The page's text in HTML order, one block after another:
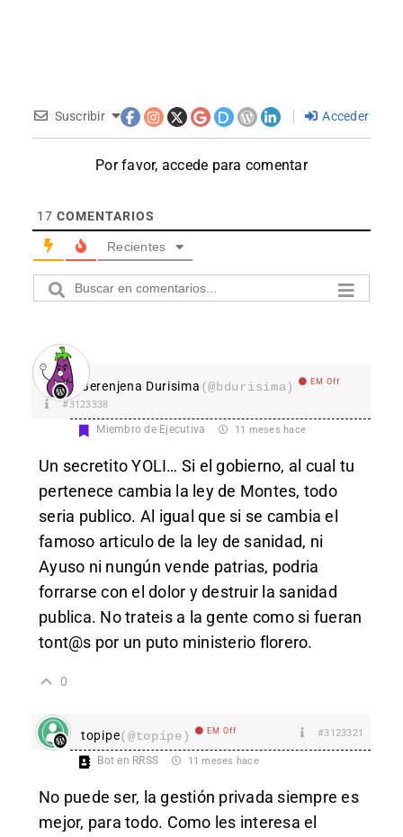
Suscribir Acceder
Por favor, accede para comentar
17 COMENTARIOS
Recientes
Berenjena Durisima (@bdurisima) EM Off
#3123338
Miembro de Ejecutiva 11 meses hace
Un secretito YOLI… Si el gobierno, al cual tu
pertenece cambia la ley de Montes, todo
seria publico. Al igual que si se cambia el
famoso articulo de la ley de sanidad, ni
Ayuso ni nungún vende patrias, podria
forrarse con el dolor y destruir la sanidad
publica. No trateis a la gente como si fueran
tont@s por un puto ministerio florero.
0
topipe(@topipe) EM Off #3123321
Bot en RRSS 11 meses hace
No puede ser, la gestión privada siempre es
mejor, para todo. Como les interesa el